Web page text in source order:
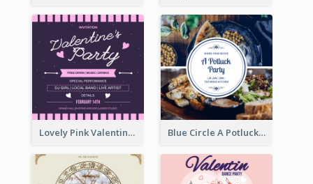
Lovely Pink Valentine Celebration Invitation Design Ideas Blue Circle A Potluck Party Invitation